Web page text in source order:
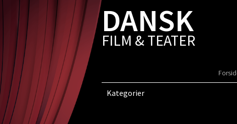
DANSK
FILM & TEATER
Kategorier